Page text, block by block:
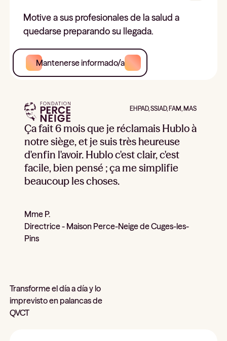
Motive a sus profesionales de la salud a
quedarse preparando su llegada.
Mantenerse informado/a
EHPAD, SSIAD, FAM, MAS
Ça fait 6 mois que je réclamais Hublo à
notre siège, et je suis très heureuse
d'enfin l'avoir. Hublo c'est clair, c'est
facile, bien pensé ; ça me simplifie
beaucoup les choses.
Mme P.
Directrice - Maison Perce-Neige de Cuges-les-
Pins
Transforme el día a día y lo
imprevisto en palancas de
QVCT